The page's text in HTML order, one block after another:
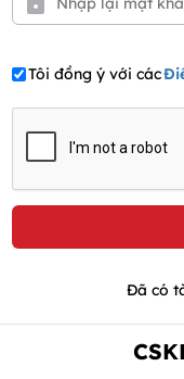
Tôi đồng ý với các
Đã có